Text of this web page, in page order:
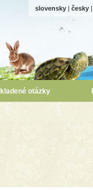
slovensky | česky |
otázky